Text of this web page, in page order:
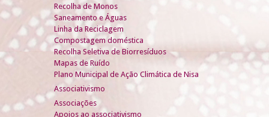
Recolha de Monos
Saneamento e Águas
Linha da Reciclagem
Compostagem doméstica
Recolha Seletiva de Biorresíduos
Mapas de Ruído
Plano Municipal de Ação Climática de Nisa
Associativismo
Associações
Apoios ao associativismo